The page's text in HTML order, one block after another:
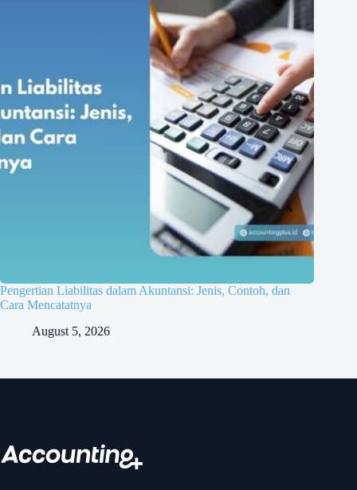
Pengertian Liabilitas dalam Akuntansi: Jenis, Contoh, dan
Cara Mencatatnya
August 5, 2026